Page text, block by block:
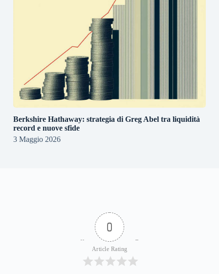
Berkshire Hathaway: strategia di Greg Abel tra liquidità
record e nuove sfide
3 Maggio 2026
0
Article Rating